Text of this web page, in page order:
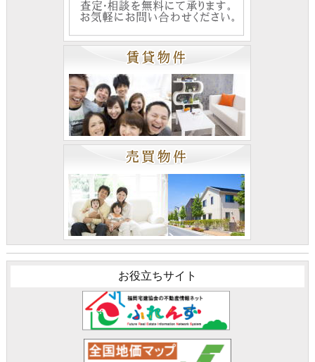
お役立ちサイト